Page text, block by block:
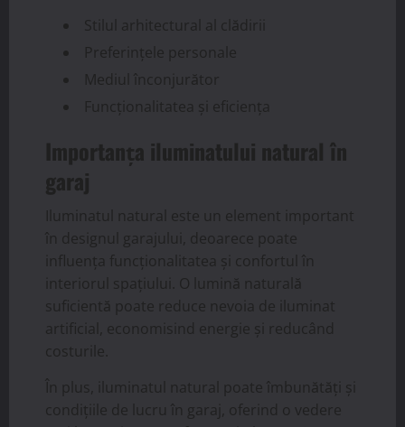
Stilul arhitectural al clădirii
Preferințele personale
Mediul înconjurător
Funcționalitatea și eficiența
Importanța iluminatului natural în
garaj
Iluminatul natural este un element important
în designul garajului, deoarece poate
influența funcționalitatea și confortul în
interiorul spațiului. O lumină naturală
suficientă poate reduce nevoia de iluminat
artificial, economisind energie și reducând
costurile.
În plus, iluminatul natural poate îmbunătăți și
condițiile de lucru în garaj, oferind o vedere